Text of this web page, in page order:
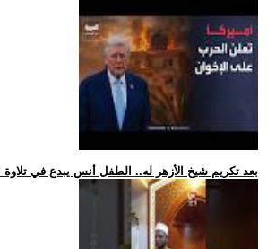
.. بعد تكريم شيخ الأزهر له.. الطفل أنس يبدع في تلاوة